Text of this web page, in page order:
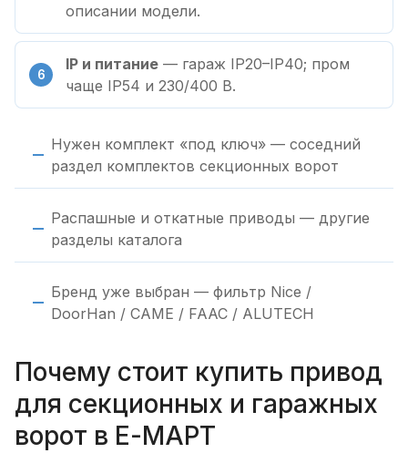
описании модели.
IP и питание — гараж IP20–IP40; пром
чаще IP54 и 230/400 В.
Нужен комплект «под ключ» — соседний
раздел комплектов секционных ворот
Распашные и откатные приводы — другие
разделы каталога
Бренд уже выбран — фильтр Nice /
DoorHan / CAME / FAAC / ALUTECH
Почему стоит купить привод
для секционных и гаражных
ворот в Е-МАРТ